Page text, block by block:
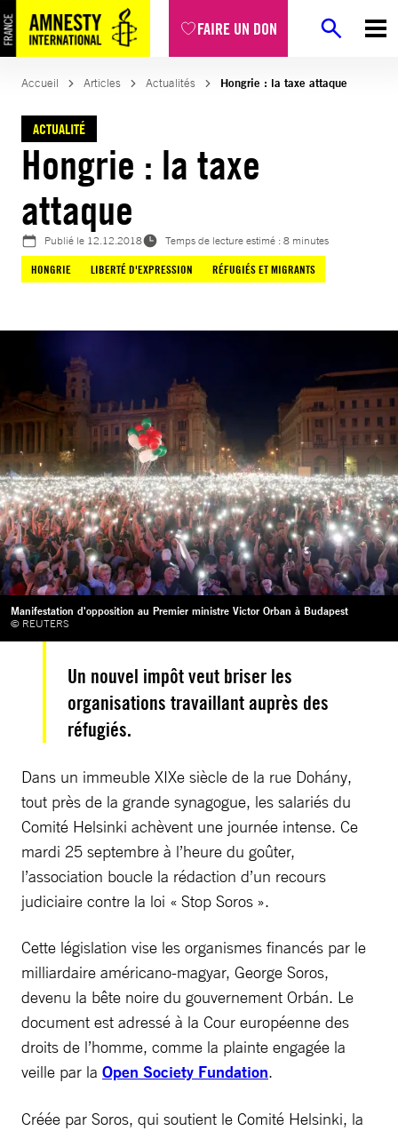
FAIRE UN DON
Aller
au
contenu
Accueil Articles Actualités Hongrie : la taxe attaque
ACTUALITÉ
Hongrie : la taxe
attaque
Publié le 12.12.2018
Temps de lecture estimé : 8 minutes
HONGRIE
LIBERTÉ D'EXPRESSION RÉFUGIÉS ET MIGRANTS
Manifestation d'opposition au Premier ministre Victor Orban à Budapest
© REUTERS
Un nouvel impôt veut briser les
organisations travaillant auprès des
réfugiés.
Dans un immeuble XIXe siècle de la rue Dohány,
tout près de la grande synagogue, les salariés du
Comité Helsinki achèvent une journée intense. Ce
mardi 25 septembre à l’heure du goûter,
l’association boucle la rédaction d’un recours
judiciaire contre la loi « Stop Soros ».
Cette législation vise les organismes financés par le
milliardaire ­américano-magyar, George Soros,
devenu la bête noire du gouvernement Orbán. Le
document est adressé à la Cour européenne des
droits de l’homme, comme la plainte engagée la
veille par la Open Society Fundation.
Créée par Soros, qui soutient le Comité Helsinki, la